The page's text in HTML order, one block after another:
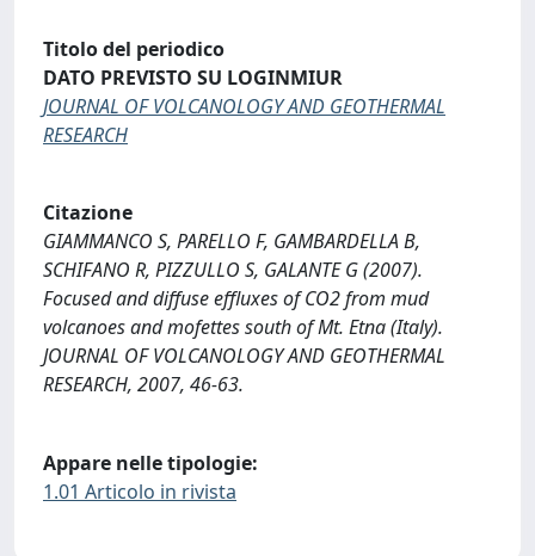
Titolo del periodico
DATO PREVISTO SU LOGINMIUR
JOURNAL OF VOLCANOLOGY AND GEOTHERMAL
RESEARCH
Citazione
GIAMMANCO S, PARELLO F, GAMBARDELLA B,
SCHIFANO R, PIZZULLO S, GALANTE G (2007).
Focused and diffuse effluxes of CO2 from mud
volcanoes and mofettes south of Mt. Etna (Italy).
JOURNAL OF VOLCANOLOGY AND GEOTHERMAL
RESEARCH, 2007, 46-63.
Appare nelle tipologie:
1.01 Articolo in rivista